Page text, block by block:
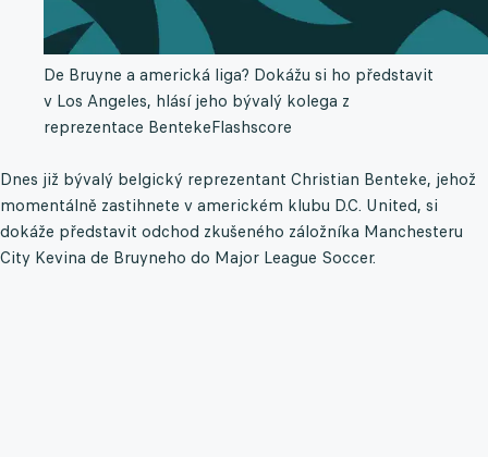
De Bruyne a americká liga? Dokážu si ho představit
v Los Angeles, hlásí jeho bývalý kolega z
reprezentace BentekeFlashscore
Dnes již bývalý belgický reprezentant Christian Benteke, jehož
momentálně zastihnete v americkém klubu D.C. United, si
dokáže představit odchod zkušeného záložníka Manchesteru
City Kevina de Bruyneho do Major League Soccer.